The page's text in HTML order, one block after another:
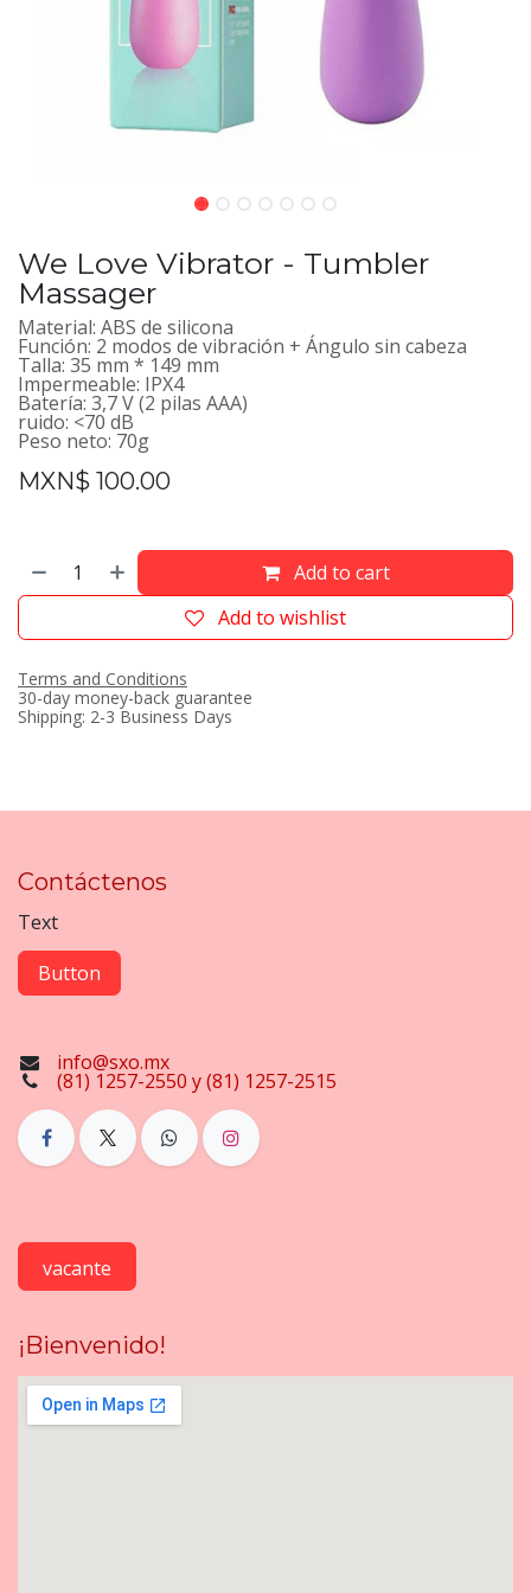
We Love Vibrator - Tumbler
Massager
Material: ABS de silicona
Función: 2 modos de vibración + Ángulo sin cabeza
Talla: 35 mm * 149 mm
Impermeable: IPX4
Batería: 3,7 V (2 pilas AAA)
ruido: <70 dB
Peso neto: 70g
MXN$ 100.00
Add to cart
Add to wishlist
Terms and Conditions
30-day money-back guarantee
Shipping: 2-3 Business Days
Contáctenos
Text
Button
info@sxo.mx
(81) 1257-2550 y (81) 1257-2515
vacante
¡Bienvenido!